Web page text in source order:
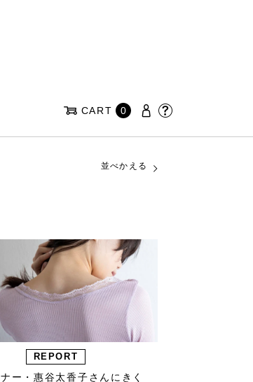
CART 0
並べかえる
REPORT
ー・惠谷太香子さんにきく